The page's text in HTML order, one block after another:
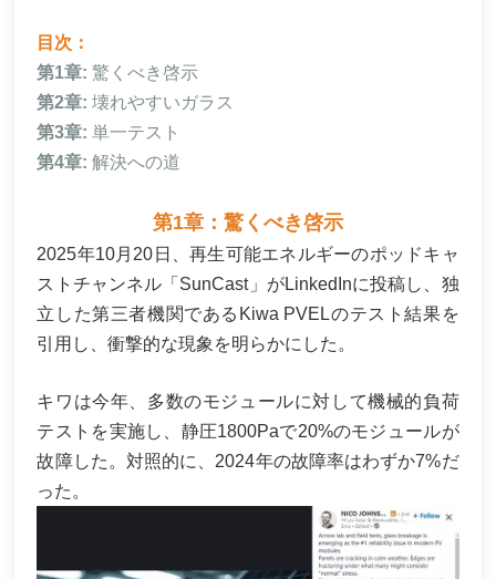
目次：
第1章: 驚くべき啓示
第2章:壊れやすいガラス
第3章: 単一テスト
第4章:解決への道
第1章：驚くべき啓示
2025年10月20日、再生可能エネルギーのポッドキャ
ストチャンネル「SunCast」がLinkedInに投稿し、独
立した第三者機関であるKiwa PVELのテスト結果を
引用し、衝撃的な現象を明らかにした。
キワは今年、多数のモジュールに対して機械的負荷
テストを実施し、静圧1800Paで20%のモジュールが
故障した。対照的に、2024年の故障率はわずか7%だ
った。